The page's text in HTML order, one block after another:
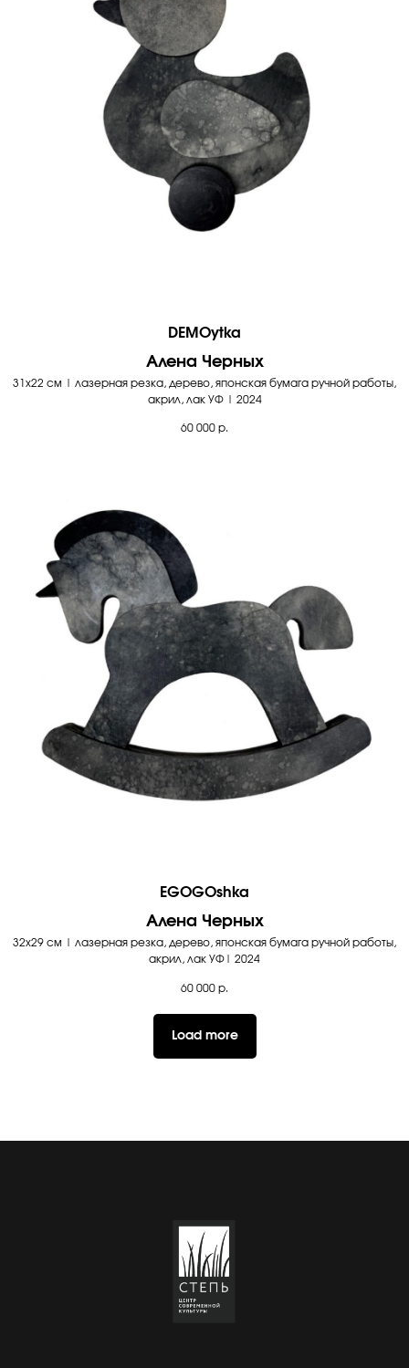
DEMOytka
Алена Черных
31х22 см | лазерная резка, дерево, японская бумага ручной работы,
акрил, лак УФ | 2024
60 000 р.
EGOGOshka
Алена Черных
32х29 см | лазерная резка, дерево, японская бумага ручной работы,
акрил, лак УФ| 2024
60 000 р.
Load more